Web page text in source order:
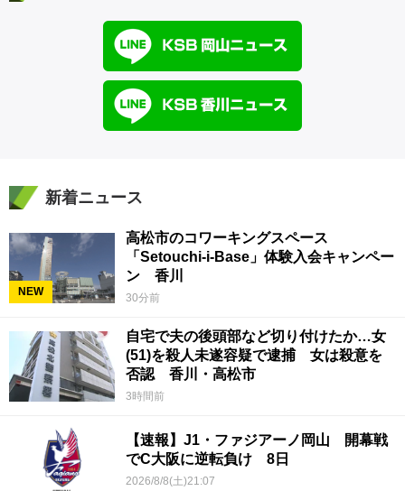
新着ニュース
NEW
高松市のコワーキングスペース
「Setouchi-i-Base」体験入会キャンペー
ン 香川
30分前
自宅で夫の後頭部など切り付けたか…女
(51)を殺人未遂容疑で逮捕 女は殺意を
否認 香川・高松市
3時間前
【速報】J1・ファジアーノ岡山 開幕戦
でC大阪に逆転負け 8日
2026/8/8(土)21:07